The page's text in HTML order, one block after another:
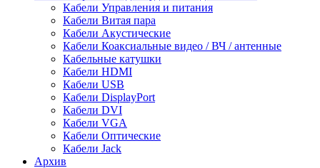
Кабели Управления и питания
Кабели Витая пара
Кабели Акустические
Кабели Коаксиальные видео / ВЧ / антенные
Кабельные катушки
Кабели HDMI
Кабели USB
Кабели DisplayPort
Кабели DVI
Кабели VGA
Кабели Оптические
Кабели Jack
Архив